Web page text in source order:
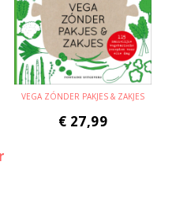
VEGA ZÓNDER PAKJES & ZAKJES
€ 27,99